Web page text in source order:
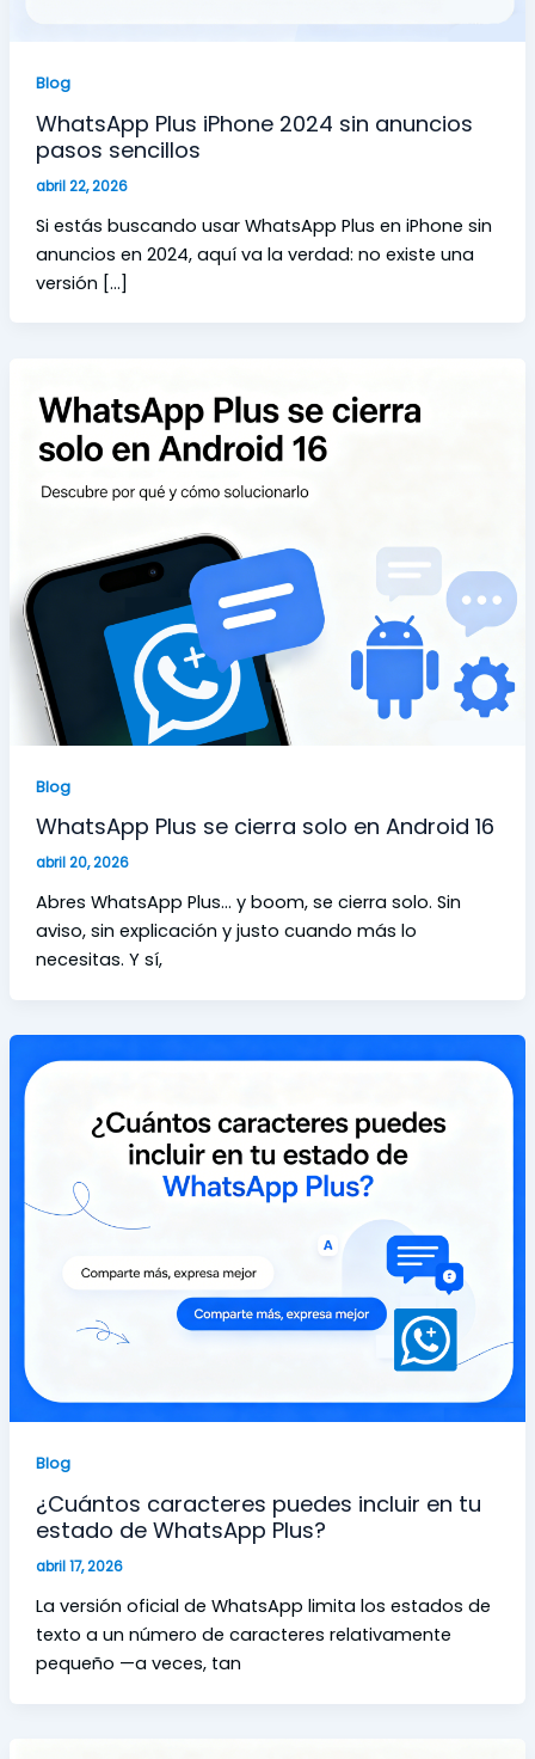
Blog
WhatsApp Plus iPhone 2024 sin anuncios
pasos sencillos
abril 22, 2026
Si estás buscando usar WhatsApp Plus en iPhone sin
anuncios en 2024, aquí va la verdad: no existe una
versión […]
Blog
WhatsApp Plus se cierra solo en Android 16
abril 20, 2026
Abres WhatsApp Plus… y boom, se cierra solo. Sin
aviso, sin explicación y justo cuando más lo
necesitas. Y sí,
Blog
¿Cuántos caracteres puedes incluir en tu
estado de WhatsApp Plus?
abril 17, 2026
La versión oficial de WhatsApp limita los estados de
texto a un número de caracteres relativamente
pequeño —a veces, tan